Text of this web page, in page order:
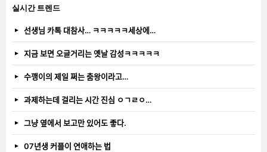
실시간 트렌드
선생님 카톡 대참사… ㅋㅋㅋㅋㅋ세상에…
지금 보면 오글거리는 옛날 감성ㅋㅋㅋㅋㅋ
수깽이의 제일 쩌는 춤왕이라고…
과제하는데 걸리는 시간 진심 ㅇㄱㄹㅇ…
그냥 옆에서 보고만 있어도 좋다.
07년생 커플이 연애하는 법